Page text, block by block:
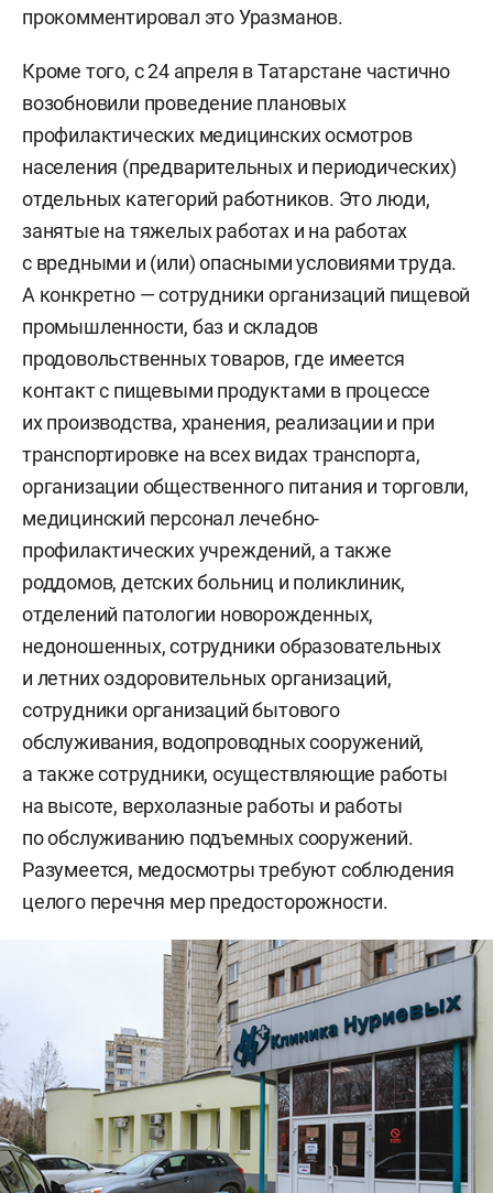
прокомментировал это Уразманов.
Кроме того, с 24 апреля в Татарстане частично
возобновили проведение плановых
профилактических медицинских осмотров
населения (предварительных и периодических)
отдельных категорий работников. Это люди,
занятые на тяжелых работах и на работах
с вредными и (или) опасными условиями труда.
А конкретно — сотрудники организаций пищевой
промышленности, баз и складов
продовольственных товаров, где имеется
контакт с пищевыми продуктами в процессе
их производства, хранения, реализации и при
транспортировке на всех видах транспорта,
организации общественного питания и торговли,
медицинский персонал лечебно-
профилактических учреждений, а также
роддомов, детских больниц и поликлиник,
отделений патологии новорожденных,
недоношенных, сотрудники образовательных
и летних оздоровительных организаций,
сотрудники организаций бытового
обслуживания, водопроводных сооружений,
а также сотрудники, осуществляющие работы
на высоте, верхолазные работы и работы
по обслуживанию подъемных сооружений.
Разумеется, медосмотры требуют соблюдения
целого перечня мер предосторожности.